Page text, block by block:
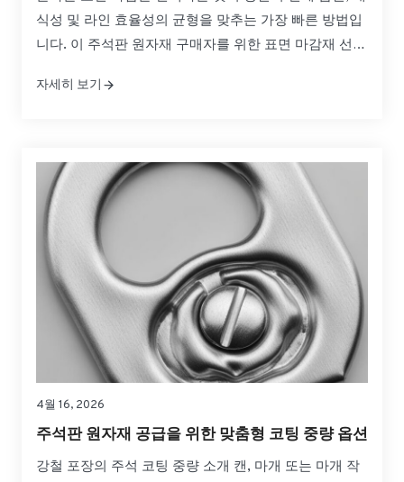
식성 및 라인 효율성의 균형을 맞추는 가장 빠른 방법입
니다. 이 주석판 원자재 구매자를 위한 표면 마감재 선택
스 및 성형에서 작동하는 방식, 글로벌 소싱을 위해 자신
자세히 보기
4월 16, 2026
주석판 원자재 공급을 위한 맞춤형 코팅 중량 옵션
강철 포장의 주석 코팅 중량 소개 캔, 마개 또는 마개 작